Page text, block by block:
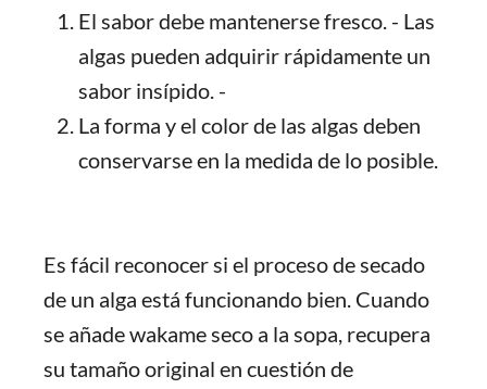
El sabor debe mantenerse fresco. - Las
algas pueden adquirir rápidamente un
sabor insípido. -
La forma y el color de las algas deben
conservarse en la medida de lo posible.
Es fácil reconocer si el proceso de secado
de un alga está funcionando bien. Cuando
se añade wakame seco a la sopa, recupera
su tamaño original en cuestión de